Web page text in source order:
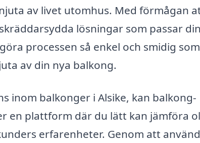
av livet utomhus. Med förmågan
lösningar som passar
processen så enkel och smidig som
av din nya balkong.
inom balkonger i Alsike, kan balkong-
en plattform där du lätt kan jämföra
erfarenheter. Genom att